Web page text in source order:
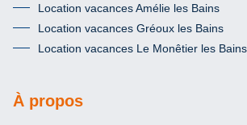
Location vacances Amélie les Bains
Location vacances Gréoux les Bains
Location vacances Le Monêtier les Bains
À propos